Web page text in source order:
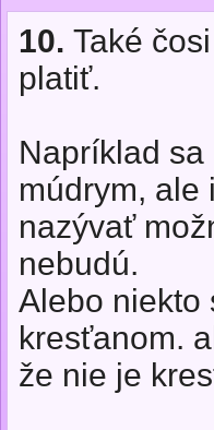
10. Také
platiť.
Napríklad
múdrym, ale
nazývať
nebudú.
Alebo niekto
kresťanom.
že nie je